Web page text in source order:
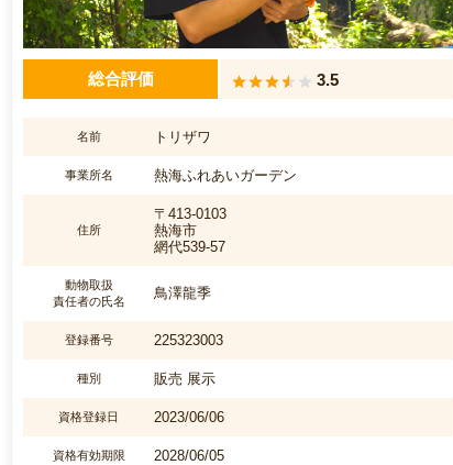
総合評価 3.5
名前 トリザワ
事業所名 熱海ふれあいガーデン
住所
〒413-0103
熱海市
網代539-57
動物取扱
責任者の氏名
鳥澤龍季
登録番号 225323003
種別 販売 展示
資格登録日 2023/06/06
資格有効期限 2028/06/05